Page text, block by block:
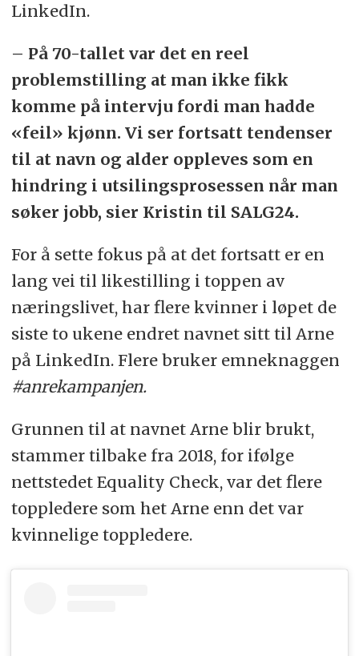
LinkedIn.
– På 70-tallet var det en reel
problemstilling at man ikke fikk
komme på intervju fordi man hadde
«feil» kjønn. Vi ser fortsatt tendenser
til at navn og alder oppleves som en
hindring i utsilingsprosessen når man
søker jobb, sier Kristin til SALG24.
For å sette fokus på at det fortsatt er en
lang vei til likestilling i toppen av
næringslivet, har flere kvinner i løpet de
siste to ukene endret navnet sitt til Arne
på LinkedIn. Flere bruker emneknaggen
#anrekampanjen.
Grunnen til at navnet Arne blir brukt,
stammer tilbake fra 2018, for ifølge
nettstedet Equality Check, var det flere
toppledere som het Arne enn det var
kvinnelige toppledere.